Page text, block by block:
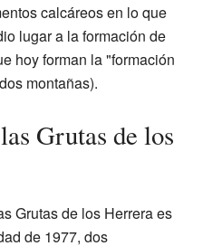
calcáreos en lo que
lugar a la formación de
hoy forman la "formación
montañas).
Grutas de los
Grutas de los Herrera es
de 1977, dos